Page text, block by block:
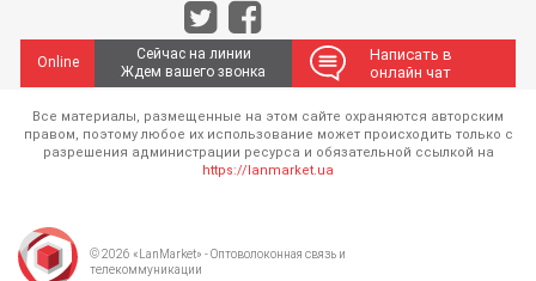
Online
Сейчас на линии
Ждем вашего звонка
Написать в
онлайн чат
© 2026 «LanMarket» - Оптоволоконная связь и
телекоммуникации
Все материалы, размещенные на этом сайте охраняются авторским
правом, поэтому любое их использование может происходить только с
разрешения администрации ресурса и обязательной ссылкой на
https://lanmarket.ua